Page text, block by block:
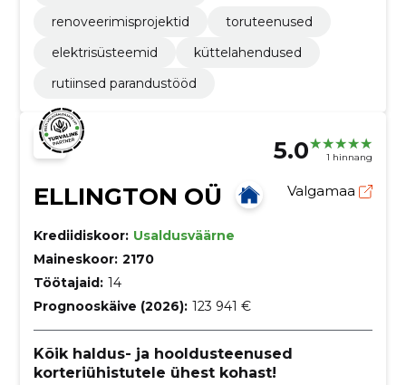
renoveerimisprojektid
toruteenused
elektrisüsteemid
küttelahendused
rutiinsed parandustööd
5.0 1 hinnang
ELLINGTON OÜ Valgamaa
Krediidiskoor: Usaldusväärne
Maineskoor: 2170
Töötajaid: 14
Prognooskäive (2026): 123 941 €
Kõik haldus- ja hooldusteenused
korteriühistutele ühest kohast!